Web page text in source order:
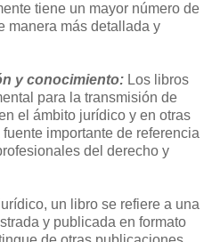
tiene un mayor número de
manera más detallada y
y conocimiento: Los libros
para la transmisión de
el ámbito jurídico y en otras
importante de referencia
del derecho y
un libro se refiere a una
y publicada en formato